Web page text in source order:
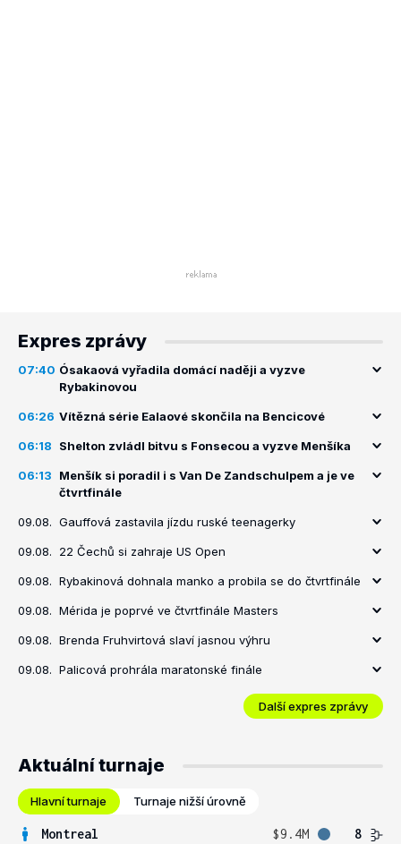
Expres zprávy
07:40 Ósakaová vyřadila domácí naději a vyzve
Rybakinovou
06:26 Vítězná série Ealaové skončila na Bencicové
06:18 Shelton zvládl bitvu s Fonsecou a vyzve Menšíka
06:13
Menšík si poradil i s Van De Zandschulpem a je ve
čtvrtfinále
09.08. Gauffová zastavila jízdu ruské teenagerky
09.08. 22 Čechů si zahraje US Open
09.08. Rybakinová dohnala manko a probila se do čtvrtfinále
09.08. Mérida je poprvé ve čtvrtfinále Masters
09.08. Brenda Fruhvirtová slaví jasnou výhru
09.08. Palicová prohrála maratonské finále
Další expres zprávy
Aktuální turnaje
Hlavní turnaje Turnaje nižší úrovně
Montreal $9.4M
8